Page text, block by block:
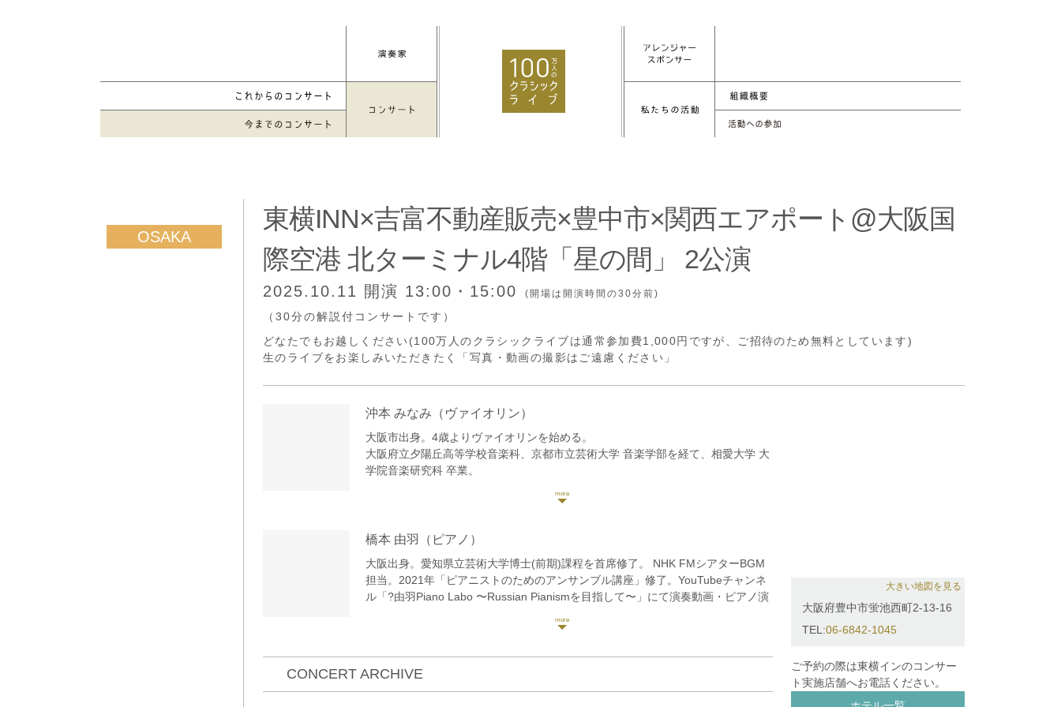
東横INN×吉富不動産販売×豊中市×関西エアポート@大阪国
際空港 北ターミナル4階「星の間」 2公演
2025.10.11 開演 13:00・15:00 (開場は開演時間の30分前)
（30分の解説付コンサートです）
どなたでもお越しください(100万人のクラシックライブは通常参加費1,000円ですが、ご招待のため無料としています)
生のライブをお楽しみいただきたく「写真・動画の撮影はご遠慮ください」
沖本 みなみ （ヴァイオリン）
大阪市出身。4歳よりヴァイオリンを始める。
大阪府立夕陽丘高等学校音楽科、京都市立芸術大学 音楽学部を経て、相愛大学 大
学院音楽研究科 卒業。
楽コンクール大阪大会入選。第22回姫路パルナソス音楽コンクール入選 及び池辺
これまで、中島慎子、森田玲子、大谷玲子、小栗まち絵各氏に師事。
もらえる」活動を目指す中で、後進の指導や自身のリサイタル活動の他、アウト
リーチ活動やSNS活動も精力的に行っている。
橋本 由羽 （ピアノ）
大阪出身。愛知県立芸術大学博士(前期)課程を首席修了。 NHK FMシアターBGM
担当。2021年「ピアニストのためのアンサンブル講座」修了。YouTubeチャンネ
ル「?由羽Piano Labo 〜Russian Pianismを目指して〜」にて演奏動画・ピアノ演
クラシック音楽の魅力を、多彩な音色とトークで伝えます。
CONCERT ARCHIVE
大きい地図を見る
大阪府豊中市蛍池西町2-13-16
TEL:06-6842-1045
ご予約の際は東横インのコンサー
ト実施店舗へお電話ください。